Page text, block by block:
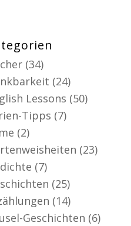
(34)
(24)
Lessons (50)
Tipps (7)
(2)
(23)
(7)
(25)
(14)
Geschichten (6)